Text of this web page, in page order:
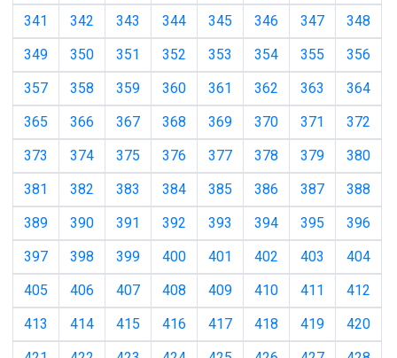
341
342 343 344 345 346 347
348
349
350 351 352 353 354 355
356
357
358 359 360 361 362 363
364
365
366 367 368 369 370 371
372
373
374 375 376 377 378 379
380
381
382 383 384 385 386 387
388
389
390 391 392 393 394 395
396
397
398 399 400 401 402 403
404
405
406 407 408 409 410 411
412
413
414 415 416 417 418 419
420